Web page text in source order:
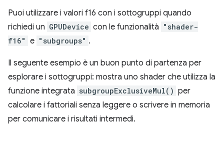
Puoi utilizzare i valori f16 con i sottogruppi quando
richiedi un GPUDevice con le funzionalità "shader-
f16" e "subgroups" .
Il seguente esempio è un buon punto di partenza per
esplorare i sottogruppi: mostra uno shader che utilizza la
funzione integrata subgroupExclusiveMul() per
calcolare i fattoriali senza leggere o scrivere in memoria
per comunicare i risultati intermedi.